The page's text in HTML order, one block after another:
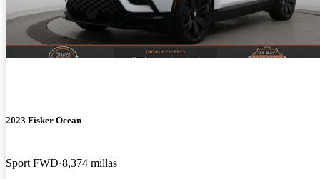
2023 Fisker Ocean
Sport FWD 8,374 millas